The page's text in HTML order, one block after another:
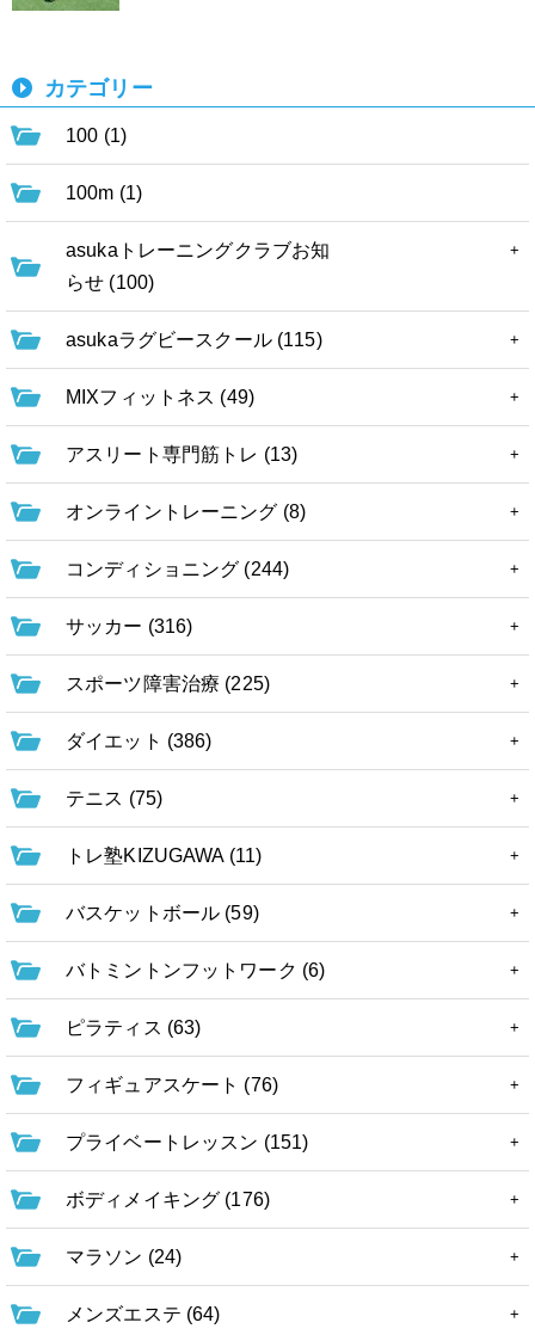
カテゴリー
100 (1)
100m (1)
asukaトレーニングクラブお知
らせ (100)
asukaラグビースクール (115)
MIXフィットネス (49)
アスリート専門筋トレ (13)
オンライントレーニング (8)
コンディショニング (244)
サッカー (316)
スポーツ障害治療 (225)
ダイエット (386)
テニス (75)
トレ塾KIZUGAWA (11)
バスケットボール (59)
バトミントンフットワーク (6)
ピラティス (63)
フィギュアスケート (76)
プライベートレッスン (151)
ボディメイキング (176)
マラソン (24)
メンズエステ (64)